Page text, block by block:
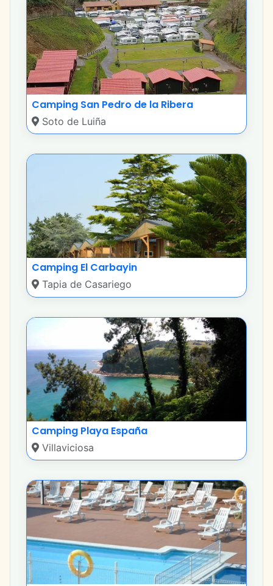
Camping San Pedro de la Ribera
Soto de Luiña
Camping El Carbayin
Tapia de Casariego
Camping Playa España
Villaviciosa